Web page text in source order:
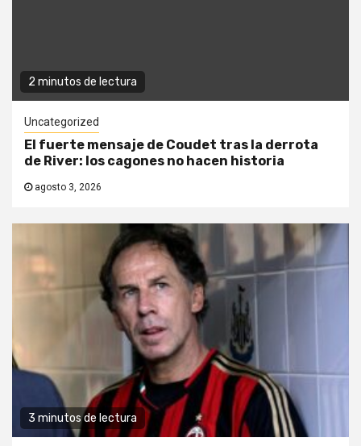
2 minutos de lectura
Uncategorized
El fuerte mensaje de Coudet tras la derrota
de River: los cagones no hacen historia
agosto 3, 2026
3 minutos de lectura